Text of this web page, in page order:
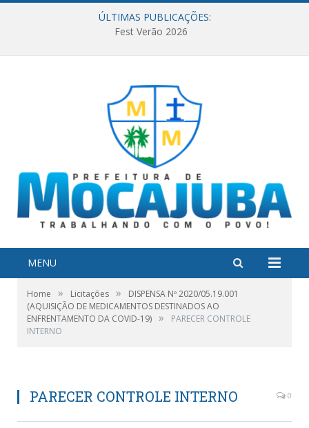
ÚLTIMAS PUBLICAÇÕES:
Fest Verão 2026
MENU
Home » Licitações »
DISPENSA Nº 2020/05.19.001
(AQUISIÇÃO DE MEDICAMENTOS DESTINADOS AO
ENFRENTAMENTO DA COVID-19) »
PARECER CONTROLE
INTERNO
PARECER CONTROLE INTERNO 0